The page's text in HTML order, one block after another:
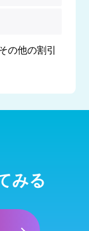
の他の割引
みる